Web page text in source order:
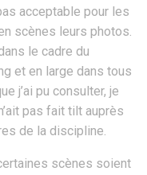
acceptable pour les
scènes leurs photos.
le cadre du
et en large dans tous
j’ai pu consulter, je
pas fait tilt auprès
de la discipline.
scènes soient